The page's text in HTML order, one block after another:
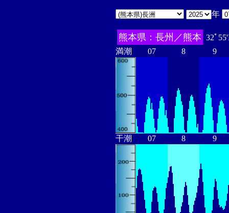
年
熊本県：長州／熊本 32ﾟ
満潮
07 8 9
干潮 07 8 9